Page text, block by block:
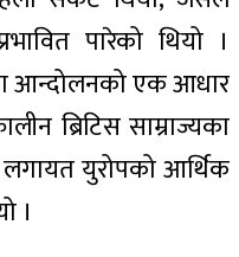
पारेको थियो ।
आन्दोलनको एक आधार
ब्रिटिस साम्राज्यका
युरोपको आर्थिक
।